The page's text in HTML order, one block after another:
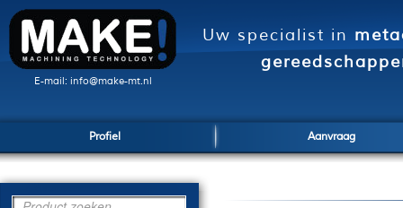
E-mail: info@make-mt.nl
Uw specialist in
Profiel Aanvraag